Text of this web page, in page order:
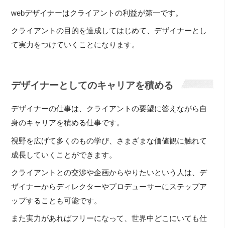
webデザイナーはクライアントの利益が第一です。
クライアントの目的を達成してはじめて、デザイナーとし
て実力をつけていくことになります。
デザイナーとしてのキャリアを積める
デザイナーの仕事は、クライアントの要望に答えながら自
身のキャリアを積める仕事です。
視野を広げて多くのもの学び、さまざまな価値観に触れて
成長していくことができます。
クライアントとの交渉や企画からやりたいという人は、デ
ザイナーからディレクターやプロデューサーにステップア
ップすることも可能です。
また実力があればフリーになって、世界中どこにいても仕